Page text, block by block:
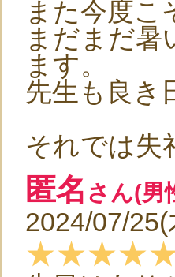
また今度こ
まだまだ暑
ます。
先生も良き
それでは失
匿名 さん(男
2024/07/25(